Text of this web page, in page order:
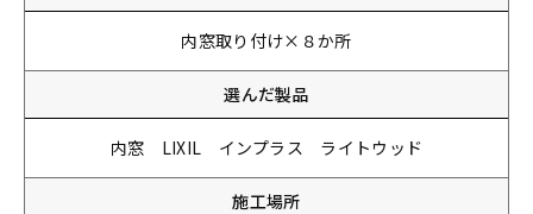
内窓取り付け×８か所
選んだ製品
内窓 LIXIL インプラス ライトウッド
施工場所